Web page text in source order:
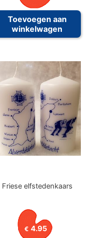
Toevoegen aan
winkelwagen
Friese elfstedenkaars
€ 4.95